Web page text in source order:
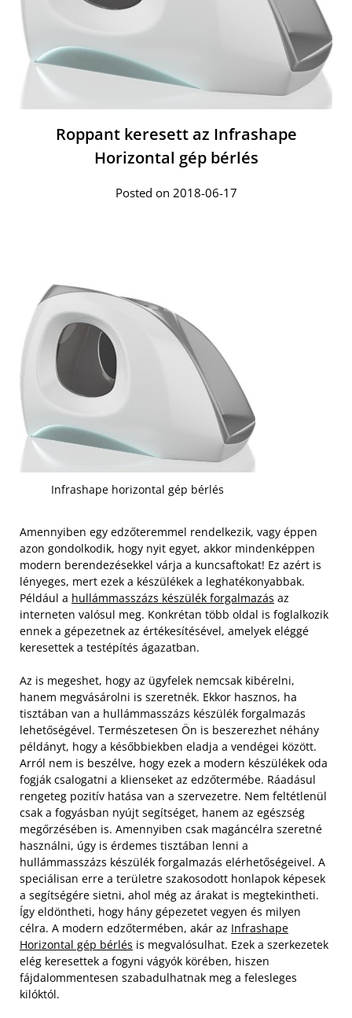
Roppant keresett az Infrashape
Horizontal gép bérlés
Posted on 2018-06-17
Infrashape horizontal gép bérlés
Amennyiben egy edzőteremmel rendelkezik, vagy éppen
azon gondolkodik, hogy nyit egyet, akkor mindenképpen
modern berendezésekkel várja a kuncsaftokat! Ez azért is
lényeges, mert ezek a készülékek a leghatékonyabbak.
Például a hullámmasszázs készülék forgalmazás az
interneten valósul meg. Konkrétan több oldal is foglalkozik
ennek a gépezetnek az értékesítésével, amelyek eléggé
keresettek a testépítés ágazatban.
Az is megeshet, hogy az ügyfelek nemcsak kibérelni,
hanem megvásárolni is szeretnék. Ekkor hasznos, ha
tisztában van a hullámmasszázs készülék forgalmazás
lehetőségével. Természetesen Ön is beszerezhet néhány
példányt, hogy a későbbiekben eladja a vendégei között.
Arról nem is beszélve, hogy ezek a modern készülékek oda
fogják csalogatni a klienseket az edzőtermébe. Ráadásul
rengeteg pozitív hatása van a szervezetre. Nem feltétlenül
csak a fogyásban nyújt segítséget, hanem az egészség
megőrzésében is. Amennyiben csak magáncélra szeretné
használni, úgy is érdemes tisztában lenni a
hullámmasszázs készülék forgalmazás elérhetőségeivel. A
speciálisan erre a területre szakosodott honlapok képesek
a segítségére sietni, ahol még az árakat is megtekintheti.
Így eldöntheti, hogy hány gépezetet vegyen és milyen
célra. A modern edzőtermében, akár az Infrashape
Horizontal gép bérlés is megvalósulhat. Ezek a szerkezetek
elég keresettek a fogyni vágyók körében, hiszen
fájdalommentesen szabadulhatnak meg a felesleges
kilóktól.